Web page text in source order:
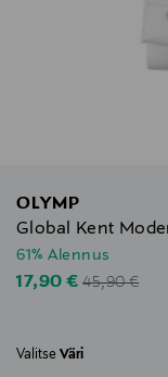
OLYMP
Global Kent
61% Alennus
Discounted Price
17,90 €Original Price
45,90 €
Valitse Väri